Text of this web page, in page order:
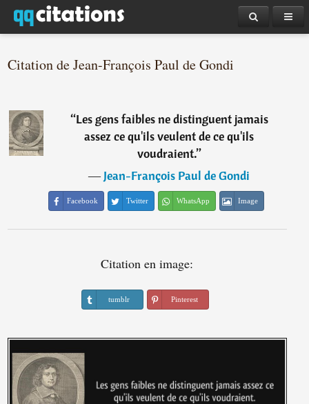
Citation de Jean-François Paul de Gondi
“Les gens faibles ne distinguent jamais
assez ce qu'ils veulent de ce qu'ils
voudraient.”
―Jean-François Paul de Gondi
Facebook Twitter WhatsApp Image
Citation en image:
tumblr Pinterest